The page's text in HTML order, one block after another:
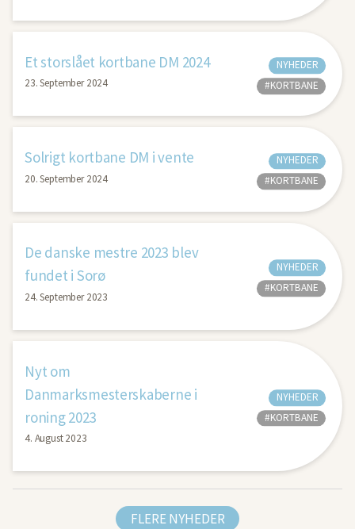
Et storslået kortbane DM 2024
23. September 2024
NYHEDER
#KORTBANE
Solrigt kortbane DM i vente
20. September 2024
NYHEDER
#KORTBANE
De danske mestre 2023 blev
fundet i Sorø
24. September 2023
NYHEDER
#KORTBANE
Nyt om
Danmarksmesterskaberne i
roning 2023
4. August 2023
NYHEDER
#KORTBANE
FLERE NYHEDER